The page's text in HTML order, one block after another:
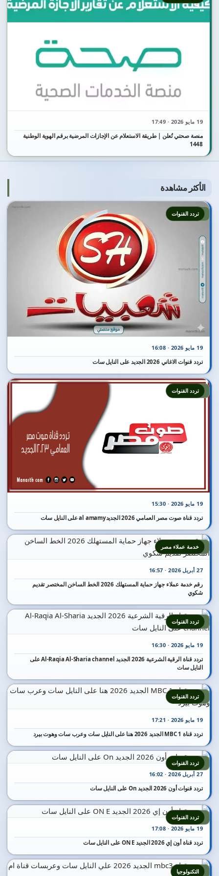
19 مايو 2026 · 17:49
منصة صحتي تُعلن | طريقة الاستعلام عن الإجازات المرضية برقم الهوية الوطنية
1448
الأكثر مشاهدة
1
19 مايو 2026 · 16:08
تردد قنوات الاغاني 2026 الجديد على النايل سات
تردد القنوات
2
19 مايو 2026 · 15:30
تردد قناة صوت مصر العمامي 2026 الجديدal amamy على النايل سات
تردد القنوات
3
27 أبريل 2026 · 16:57
رقم خدمة عملاء جهاز حماية المستهلك 2026 الخط الساخن المختصر تقديم
شكوي
خدمة عملاء مصر
4
19 مايو 2026 · 16:30
تردد قناة الرقية الشرعية 2026 الجديد Al-Raqia Al-Sharia channel على
النايل سات
تردد القنوات
5
19 مايو 2026 · 17:21
تردد قناة MBC 1 الجديد 2026 هنا على النايل سات وعرب سات وهوت بيرد
تردد القنوات
6
27 أبريل 2026 · 16:02
تردد قنوات أون 2026 الجديد On على النايل سات
تردد القنوات
7
19 مايو 2026 · 17:08
تردد قناة أون إي 2026 الجديد ON E على النايل سات
تردد القنوات
8 التكنولوجيا